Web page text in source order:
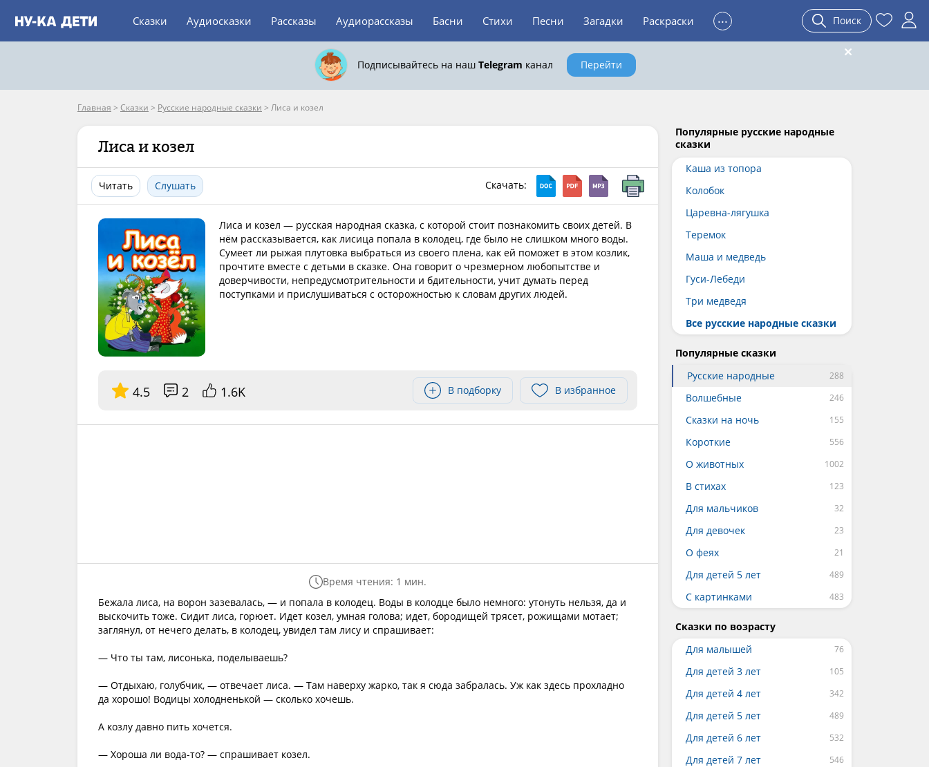
Сказки Аудиосказки Рассказы Аудиорассказы Басни Стихи Песни Загадки Раскраски ... Поиск
Подписывайтесь на наш Telegram канал Перейти
Главная > Сказки > Русские народные сказки > Лиса и козел
Лиса и козел
Читать Слушать Скачать:
Лиса и козел — русская народная сказка, с которой стоит познакомить своих детей. В
нём рассказывается, как лисица попала в колодец, где было не слишком много воды.
Сумеет ли рыжая плутовка выбраться из своего плена, как ей поможет в этом козлик,
прочтите вместе с детьми в сказке. Она говорит о чрезмерном любопытстве и
доверчивости, непредусмотрительности и бдительности, учит думать перед
поступками и прислушиваться с осторожностью к словам других людей.
4.5 2 1.6K В подборку В избранное
Время чтения: 1 мин.
Бежала лиса, на ворон зазевалась, — и попала в колодец. Воды в колодце было немного: утонуть нельзя, да и
выскочить тоже. Сидит лиса, горюет. Идет козел, умная голова; идет, бородищей трясет, рожищами мотает;
заглянул, от нечего делать, в колодец, увидел там лису и спрашивает:
— Что ты там, лисонька, поделываешь?
— Отдыхаю, голубчик, — отвечает лиса. — Там наверху жарко, так я сюда забралась. Уж как здесь прохладно
да хорошо! Водицы холодненькой — сколько хочешь.
А козлу давно пить хочется.
— Хороша ли вода-то? — спрашивает козел.
Популярные русские народные
сказки
Каша из топора
Колобок
Царевна-лягушка
Теремок
Маша и медведь
Гуси-Лебеди
Три медведя
Все русские народные сказки
Популярные сказки
Русские народные
Волшебные
Сказки на ночь
Короткие
О животных
В стихах
Для мальчиков
Для девочек
О феях
Для детей 5 лет
С картинками
Сказки по возрасту
Для малышей
Для детей 3 лет
Для детей 4 лет
Для детей 5 лет
Для детей 6 лет
Для детей 7 лет